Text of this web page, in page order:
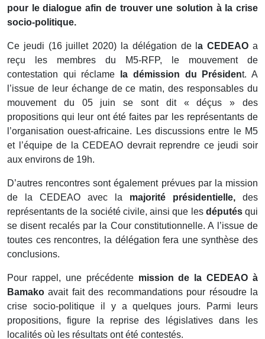
pour le dialogue afin de trouver une solution à la crise
socio-politique.
Ce jeudi (16 juillet 2020) la délégation de la CEDEAO a
reçu les membres du M5-RFP, le mouvement de
contestation qui réclame
la démission du Président. A
l’issue de leur échange de ce matin, des responsables du
mouvement du 05 juin se sont dit « déçus » des
propositions qui leur ont été faites par les représentants de
l’organisation ouest-africaine. Les discussions entre le M5
et l’équipe de la CEDEAO devrait reprendre ce jeudi soir
aux environs de 19h.
D’autres rencontres sont également prévues par la mission
de la CEDEAO avec la majorité présidentielle, des
représentants de la société civile, ainsi que les députésqui
se disent recalés par la Cour constitutionnelle. A l’issue de
toutes ces rencontres, la délégation fera une synthèse des
conclusions.
Pour rappel, une précédente mission de la CEDEAO à
Bamako avait fait des recommandations pour résoudre la
crise socio-politique il y a quelques jours. Parmi leurs
propositions, figure la reprise des législatives dans les
localités où les résultats ont été contestés.